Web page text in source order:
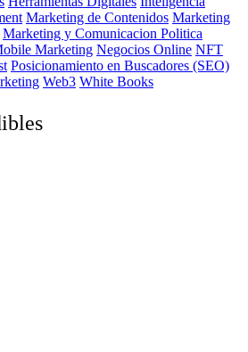
Marketing de Contenidos Marketing
Marketing y Comunicacion Politica
Marketing Negocios Online NFT
Posicionamiento en Buscadores (SEO)
Web3 White Books